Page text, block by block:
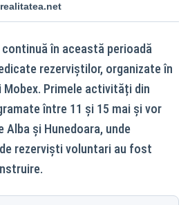
realitatea.net
în această perioadă
rezerviștilor, organizate în
Mobex. Primele activități din
între 11 și 15 mai și vor
Alba și Hunedoara, unde
rezerviști voluntari au fost